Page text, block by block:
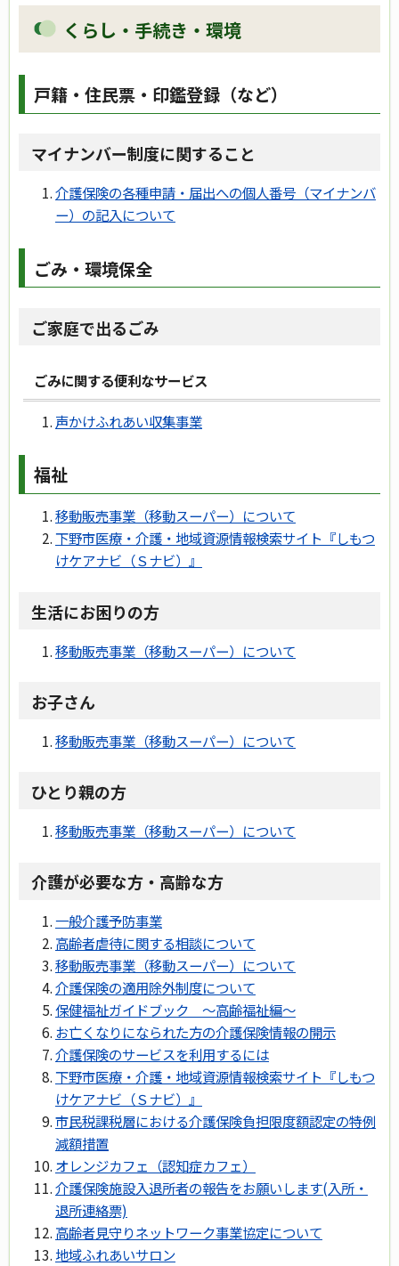
くらし・手続き・環境
戸籍・住民票・印鑑登録（など）
マイナンバー制度に関すること
介護保険の各種申請・届出への個人番号（マイナンバ
ー）の記入について
ごみ・環境保全
ご家庭で出るごみ
ごみに関する便利なサービス
声かけふれあい収集事業
福祉
移動販売事業（移動スーパー）について
下野市医療・介護・地域資源情報検索サイト『しもつ
けケアナビ（Ｓナビ）』
生活にお困りの方
移動販売事業（移動スーパー）について
お子さん
移動販売事業（移動スーパー）について
ひとり親の方
移動販売事業（移動スーパー）について
介護が必要な方・高齢な方
一般介護予防事業
高齢者虐待に関する相談について
移動販売事業（移動スーパー）について
介護保険の適用除外制度について
保健福祉ガイドブック ～高齢福祉編～
お亡くなりになられた方の介護保険情報の開示
介護保険のサービスを利用するには
下野市医療・介護・地域資源情報検索サイト『しもつ
けケアナビ（Ｓナビ）』
市民税課税層における介護保険負担限度額認定の特例
減額措置
オレンジカフェ（認知症カフェ）
介護保険施設入退所者の報告をお願いします(入所・
退所連絡票)
高齢者見守りネットワーク事業協定について
地域ふれあいサロン